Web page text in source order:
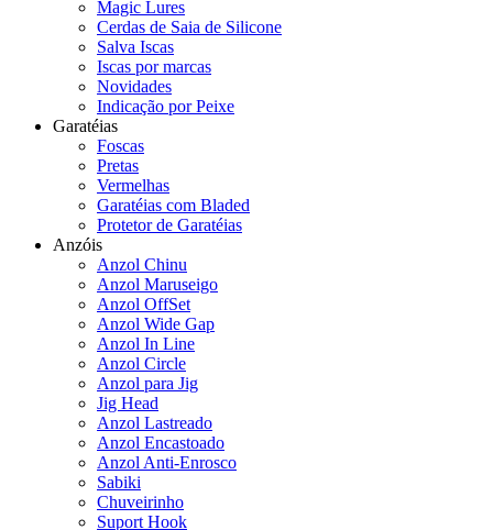
Magic Lures
Cerdas de Saia de Silicone
Salva Iscas
Iscas por marcas
Novidades
Indicação por Peixe
Garatéias
Foscas
Pretas
Vermelhas
Garatéias com Bladed
Protetor de Garatéias
Anzóis
Anzol Chinu
Anzol Maruseigo
Anzol OffSet
Anzol Wide Gap
Anzol In Line
Anzol Circle
Anzol para Jig
Jig Head
Anzol Lastreado
Anzol Encastoado
Anzol Anti-Enrosco
Sabiki
Chuveirinho
Suport Hook